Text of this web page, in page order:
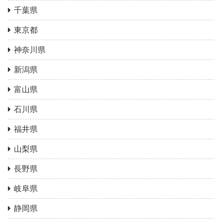
千葉県
東京都
神奈川県
新潟県
富山県
石川県
福井県
山梨県
長野県
岐阜県
静岡県